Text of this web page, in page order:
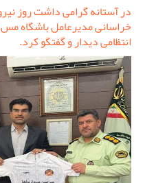
در آستانه گرامی داشت روز
خراسانی مدیرعامل باشگاه مس
انتظامی دیدار و گفتگو کرد.